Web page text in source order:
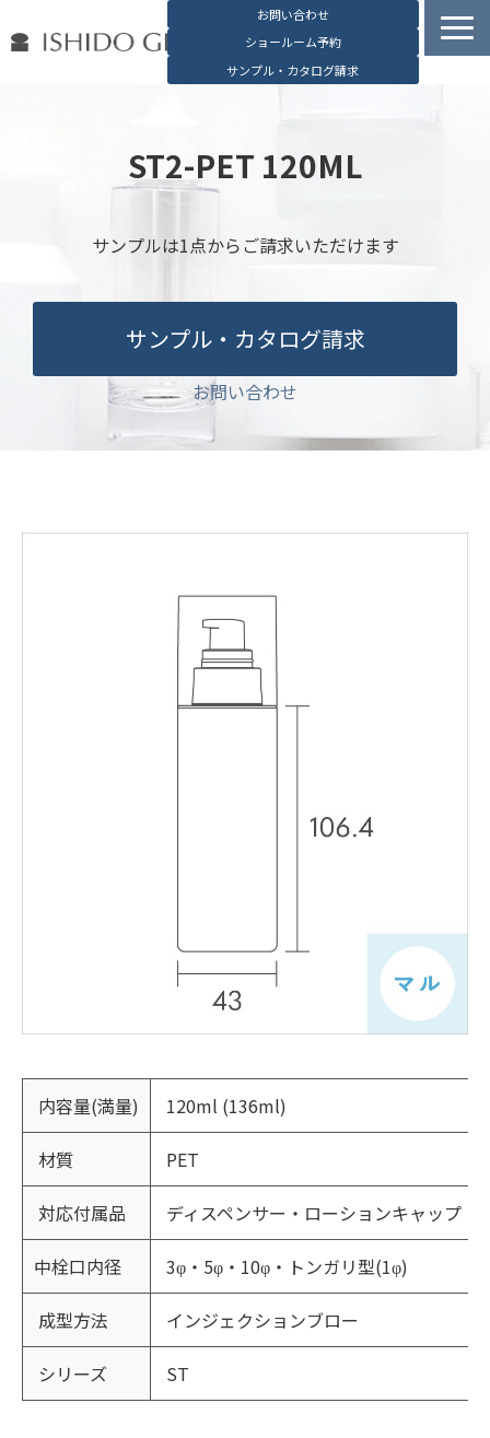
お問い合わせ
ショールーム予約
サンプル・カタログ請求
石堂硝子の特長
お役立ち資料
ブログ
会社概要
English
ST2-PET 120ML
サンプルは1点からご請求いただけます
サンプル・カタログ請求
お問い合わせ
内容量(満量) 120ml (136ml)
材質 PET
対応付属品 ディスペンサー・ローションキャップ
中栓口内径 3φ・5φ・10φ・トンガリ型(1φ)
成型方法 インジェクションブロー
シリーズ ST